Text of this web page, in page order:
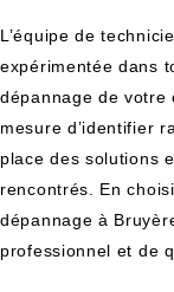
L’équipe de
expérimentée dans
dépannage de votre
mesure d’identifier
place des solutions
rencontrés. En
dépannage à
professionnel et de